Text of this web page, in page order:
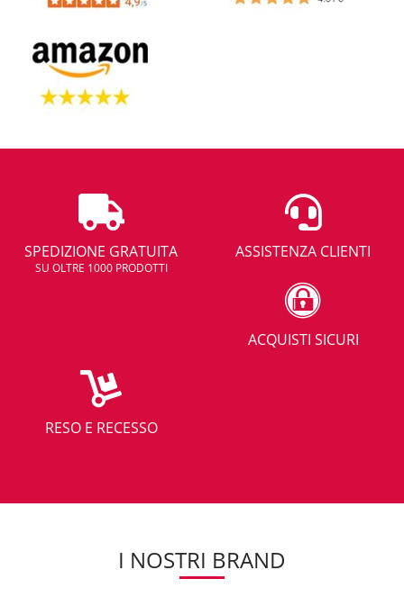
SPEDIZIONE GRATUITA
SU OLTRE 1000 PRODOTTI
ASSISTENZA CLIENTI
ACQUISTI SICURI
RESO E RECESSO
I NOSTRI BRAND